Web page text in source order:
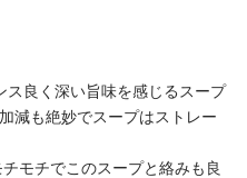
ス良く深い旨味を感じるスープ
減も絶妙でスープはストレー
モチでこのスープと絡みも良